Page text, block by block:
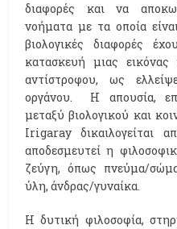
διαφορές και να
νοήματα με τα οποία
βιολογικές διαφορές
κατασκευή μιας
αντίστροφου, ως
οργάνου. Η απουσία,
μεταξύ βιολογικού και
Irigaray δικαιλογείται
αποδεσμευτεί η
ζεύγη, όπως πνεύμα/
ύλη, άνδρας/γυναίκα.
Η δυτική φιλοσοφία,